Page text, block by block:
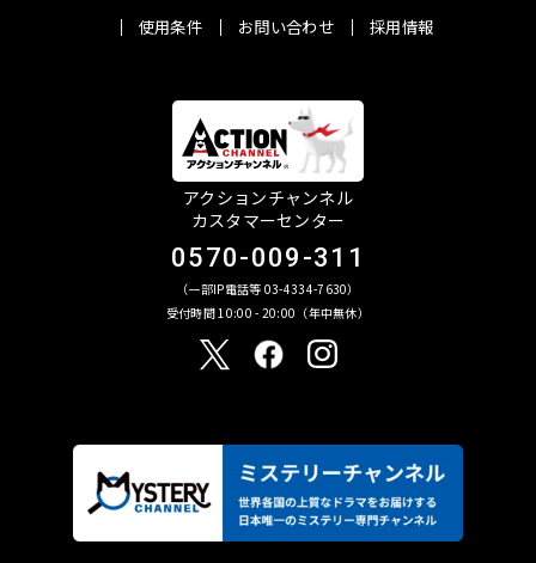
使用条件
お問い合わせ 採用情報
アクションチャンネル
カスタマーセンター
0570-009-311
（一部IP電話等 03-4334-7630）
受付時間 10:00 - 20:00（年中無休）